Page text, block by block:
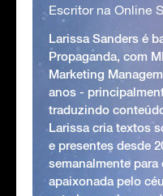
Escritor na Online
Larissa Sanders é
Propaganda, com
Marketing
anos -
traduzindo
Larissa cria textos
e presentes desde
semanalmente
apaixonada pelo